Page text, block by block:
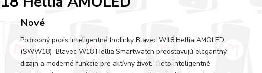
Nové
Podrobný popis Inteligentné hodinky Blavec W18 Hellia AMOLED
(SWW18) Blavec W18 Hellia Smartwatch predstavujú elegantný
dizajn a moderné funkcie pre aktívny život. Tieto inteligentné